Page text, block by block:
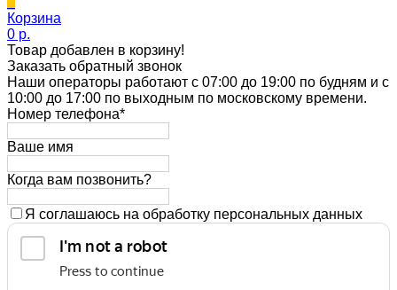
Корзина
0 p.
Товар добавлен в корзину!
Заказать обратный звонок
Наши операторы работают с 07:00 до 19:00 по будням и с
10:00 до 17:00 по выходным по московскому времени.
Номер телефона*
Ваше имя
Когда вам позвонить?
Я соглашаюсь на обработку персональных данных